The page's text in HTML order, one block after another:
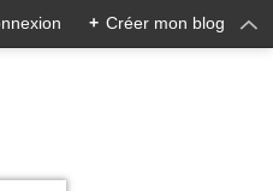
+ Créer mon blog